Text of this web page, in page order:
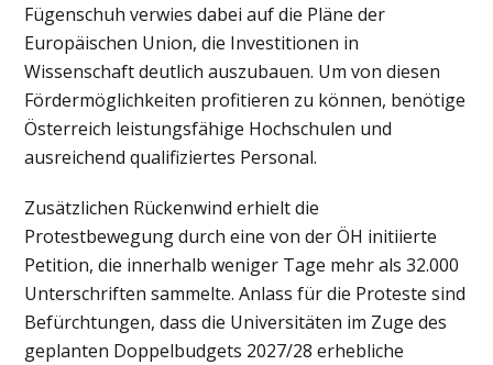
Fügenschuh verwies dabei auf die Pläne der
Europäischen Union, die Investitionen in
Wissenschaft deutlich auszubauen. Um von diesen
Fördermöglichkeiten profitieren zu können, benötige
Österreich leistungsfähige Hochschulen und
ausreichend qualifiziertes Personal.
Zusätzlichen Rückenwind erhielt die
Protestbewegung durch eine von der ÖH initiierte
Petition, die innerhalb weniger Tage mehr als 32.000
Unterschriften sammelte. Anlass für die Proteste sind
Befürchtungen, dass die Universitäten im Zuge des
geplanten Doppelbudgets 2027/28 erhebliche